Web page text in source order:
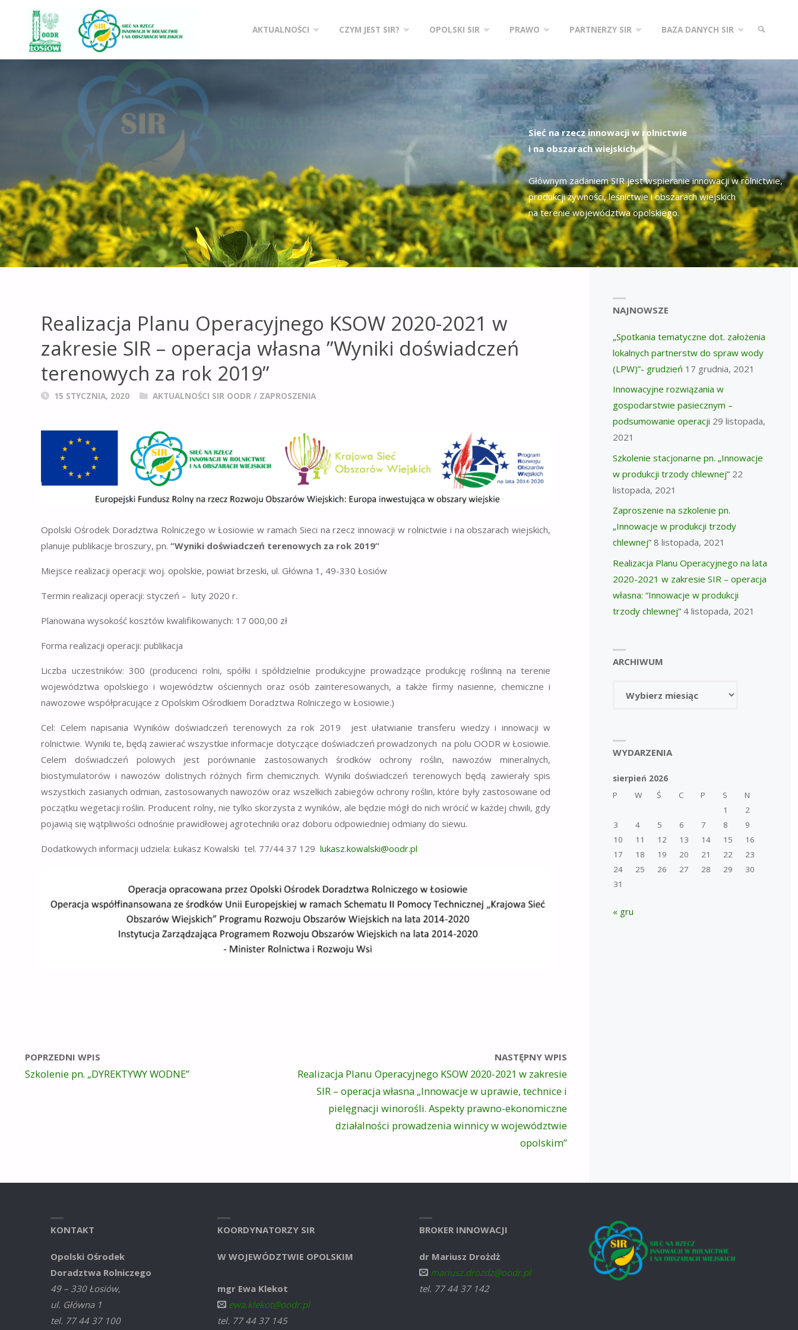
na
wiejskich
AKTUALNOŚCI CZYM JEST SIR? OPOLSKI SIR PRAWO PARTNERZY SIR BAZA DANYCH SIR
SZUKAJ
Sieć na rzecz innowacji w rolnictwie
i na obszarach wiejskich.
Głównym zadaniem SIR jest wspieranie innowacji w rolnictwie,
produkcji żywności, leśnictwie i obszarach wiejskich
na terenie województwa opolskiego.
Realizacja Planu Operacyjnego KSOW 2020-2021 w
zakresie SIR – operacja własna ”Wyniki doświadczeń
terenowych za rok 2019”
15 STYCZNIA, 2020 AKTUALNOŚCI SIR OODR/ ZAPROSZENIA
Opolski Ośrodek Doradztwa Rolniczego w Łosiowie w ramach Sieci na rzecz innowacji w rolnictwie i na obszarach wiejskich,
planuje publikacje broszury, pn.”Wyniki doświadczeń terenowych za rok 2019”
Miejsce realizacji operacji: woj. opolskie, powiat brzeski, ul. Główna 1, 49-330 Łosiów
Termin realizacji operacji: styczeń – luty 2020 r.
Planowana wysokość kosztów kwalifikowanych: 17 000,00 zł
Forma realizacji operacji: publikacja
Liczba uczestników: 300 (producenci rolni, spółki i spółdzielnie produkcyjne prowadzące produkcję roślinną na terenie
województwa opolskiego i województw ościennych oraz osób zainteresowanych, a także firmy nasienne, chemiczne i
nawozowe współpracujące z Opolskim Ośrodkiem Doradztwa Rolniczego w Łosiowie.)
Cel: Celem napisania Wyników doświadczeń terenowych za rok 2019 jest ułatwianie transferu wiedzy i innowacji w
rolnictwie. Wyniki te, będą zawierać wszystkie informacje dotyczące doświadczeń prowadzonych na polu OODR w Łosiowie.
Celem doświadczeń polowych jest porównanie zastosowanych środków ochrony roślin, nawozów mineralnych,
biostymulatorów i nawozów dolistnych różnych firm chemicznych. Wyniki doświadczeń terenowych będą zawierały spis
wszystkich zasianych odmian, zastosowanych nawozów oraz wszelkich zabiegów ochrony roślin, które były zastosowane od
początku wegetacji roślin. Producent rolny, nie tylko skorzysta z wyników, ale będzie mógł do nich wrócić w każdej chwili, gdy
pojawią się wątpliwości odnośnie prawidłowej agrotechniki oraz doboru odpowiedniej odmiany do siewu.
Dodatkowych informacji udziela: Łukasz Kowalski tel. 77/44 37 129lukasz.kowalski@oodr.pl
POPRZEDNI WPIS
Szkolenie pn. „DYREKTYWY WODNE”
NASTĘPNY WPIS
Realizacja Planu Operacyjnego KSOW 2020-2021 w zakresie
SIR – operacja własna „Innowacje w uprawie, technice i
pielęgnacji winorośli. Aspekty prawno-ekonomiczne
działalności prowadzenia winnicy w województwie
opolskim”
NAJNOWSZE
„Spotkania tematyczne dot. założenia
lokalnych partnerstw do spraw wody
(LPW)”- grudzień 17 grudnia, 2021
Innowacyjne rozwiązania w
gospodarstwie pasiecznym –
podsumowanie operacji 29 listopada,
2021
Szkolenie stacjonarne pn. „Innowacje
w produkcji trzody chlewnej” 22
listopada, 2021
Zaproszenie na szkolenie pn.
„Innowacje w produkcji trzody
chlewnej” 8 listopada, 2021
Realizacja Planu Operacyjnego na lata
2020-2021 w zakresie SIR – operacja
własna: “Innowacje w produkcji
trzody chlewnej” 4 listopada, 2021
ARCHIWUM
WYDARZENIA
sierpień 2026
P
W Ś C P S
N
1
2
3
4 5 6 7 8
9
10
11 12 13 14 15
16
17
18 19 20 21 22
23
24
25 26 27 28 29
30
31
« gru
KONTAKT
Opolski Ośrodek
Doradztwa Rolniczego
49 – 330 Łosiów,
ul. Główna 1
tel. 77 44 37 100
KOORDYNATORZY SIR
W WOJEWÓDZTWIE OPOLSKIM
mgr Ewa Klekot
ewa.klekot@oodr.pl
tel. 77 44 37 145
BROKER INNOWACJI
dr Mariusz Drożdż
mariusz.drozdz@oodr.pl
tel. 77 44 37 142